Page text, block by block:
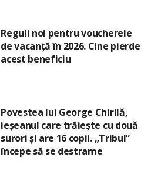
Reguli noi pentru voucherele
de vacanță în 2026. Cine pierde
acest beneficiu
Povestea lui George Chirilă,
ieșeanul care trăiește cu două
surori și are 16 copii. „Tribul”
începe să se destrame